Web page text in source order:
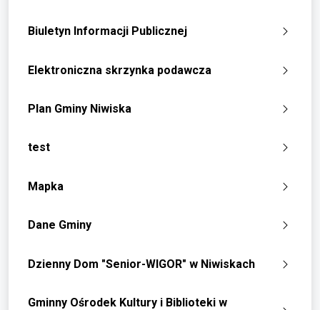
Biuletyn Informacji Publicznej
Elektroniczna skrzynka podawcza
Plan Gminy Niwiska
test
Mapka
Dane Gminy
Dzienny Dom "Senior-WIGOR" w Niwiskach
Gminny Ośrodek Kultury i Biblioteki w